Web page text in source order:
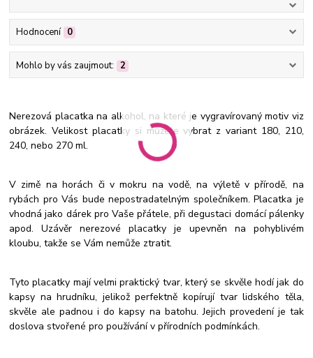
Hodnocení 0
Mohlo by vás zaujmout: 2
Nerezová placatka na alkohol, na které je vygravírovaný motiv viz
obrázek. Velikost placatky si můžete vybrat z variant 180, 210,
240, nebo 270 ml.
V zimě na horách či v mokru na vodě, na výletě v přírodě, na
rybách pro Vás bude nepostradatelným společníkem. Placatka je
vhodná jako dárek pro Vaše přátele, při degustaci domácí pálenky
apod. Uzávěr nerezové placatky je upevněn na pohyblivém
kloubu, takže se Vám nemůže ztratit.
Tyto placatky mají velmi praktický tvar, který se skvěle hodí jak do
kapsy na hrudníku, jelikož perfektně kopírují tvar lidského těla,
skvěle ale padnou i do kapsy na batohu. Jejich provedení je tak
doslova stvořené pro používání v přírodních podmínkách.